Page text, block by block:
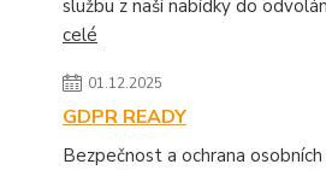
službu z naší nabídky do
celé
01.12.2025
GDPR READY
Bezpečnost a ochrana